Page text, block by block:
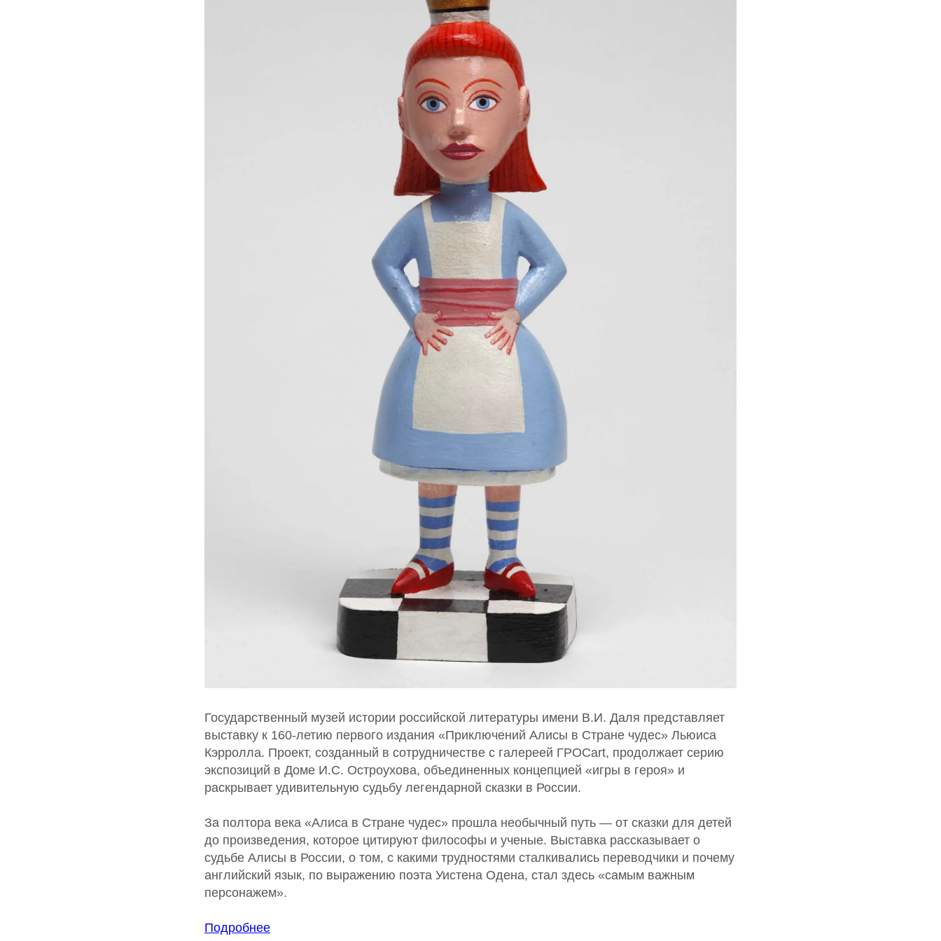
Государственный музей истории российской литературы имени В.И. Даля представляет
выставку к 160-летию первого издания «Приключений Алисы в Стране чудес» Льюиса
Кэрролла. Проект, созданный в сотрудничестве с галереей ГРОСart, продолжает серию
экспозиций в Доме И.С. Остроухова, объединенных концепцией «игры в героя» и
раскрывает удивительную судьбу легендарной сказки в России.
За полтора века «Алиса в Стране чудес» прошла необычный путь — от сказки для детей
до произведения, которое цитируют философы и ученые. Выставка рассказывает о
судьбе Алисы в России, о том, с какими трудностями сталкивались переводчики и почему
английский язык, по выражению поэта Уистена Одена, стал здесь «самым важным
персонажем».
Подробнее